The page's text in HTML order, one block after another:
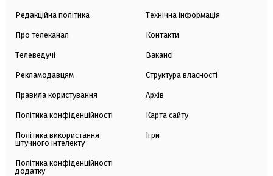
Редакційна політика
Про телеканал
Телеведучі
Рекламодавцям
Правила користування
Політика конфіденційності
Політика використання
штучного інтелекту
Політика конфіденційності
додатку
Технічна інформація
Контакти
Вакансії
Структура власності
Архів
Карта сайту
Ігри